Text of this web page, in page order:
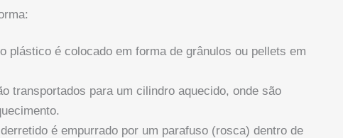
plástico é colocado em forma de grânulos ou pellets em
transportados para um cilindro aquecido, onde são
é empurrado por um parafuso (rosca) dentro de